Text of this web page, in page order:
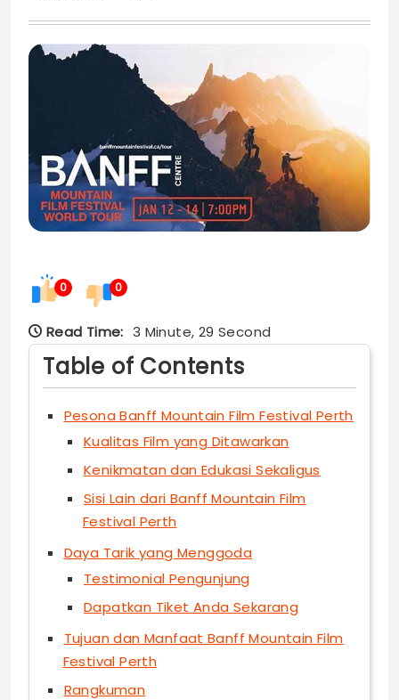
0 0
Read Time: 3 Minute, 29 Second
Table of Contents
Pesona Banff Mountain Film Festival Perth
Kualitas Film yang Ditawarkan
Kenikmatan dan Edukasi Sekaligus
Sisi Lain dari Banff Mountain Film
Festival Perth
Daya Tarik yang Menggoda
Testimonial Pengunjung
Dapatkan Tiket Anda Sekarang
Tujuan dan Manfaat Banff Mountain Film
Festival Perth
Rangkuman